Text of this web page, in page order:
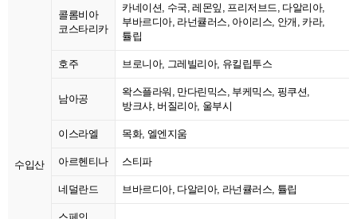
수입산
콜롬비아
코스타리카
카네이션, 수국, 레몬잎, 프리저브드, 다알리아,
부바르디아, 라넌큘러스, 아이리스, 안개, 카라,
튤립
호주 브로니아, 그레빌리아, 유킬립투스
남아공
왁스플라워, 만다린믹스, 부케믹스, 핑쿠션,
방크샤, 버질리아, 울부시
이스라엘 목화, 엘엔지움
아르헨티나 스티파
네덜란드 브바르디아, 다알리아, 라넌큘러스, 튤립